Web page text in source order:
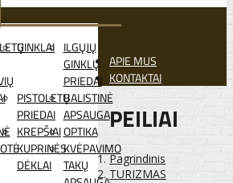
GINKLAI ILGŲJŲ
GINKLŲ
PRIEDAI
PISTOLETŲ
PRIEDAI
BALISTINĖ
APSAUGA
KREPŠIAI
KUPRINĖS
DĖKLAI
OPTIKA
KVĖPAVIMO
TAKŲ
APIE MUS
KONTAKTAI
PEILIAI
Pagrindinis
TURIZMAS